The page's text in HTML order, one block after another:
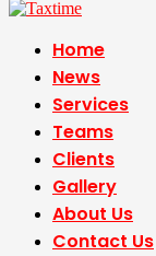
Home
News
Services
Teams
Clients
Gallery
About Us
Contact Us